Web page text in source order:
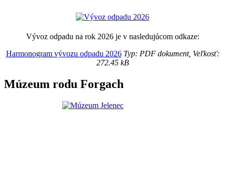
Vývoz odpadu na rok 2026 je v nasledujúcom odkaze:
Harmonogram vývozu odpadu 2026Typ: PDF dokument, Veľkosť:
272.45 kB
Múzeum rodu Forgach